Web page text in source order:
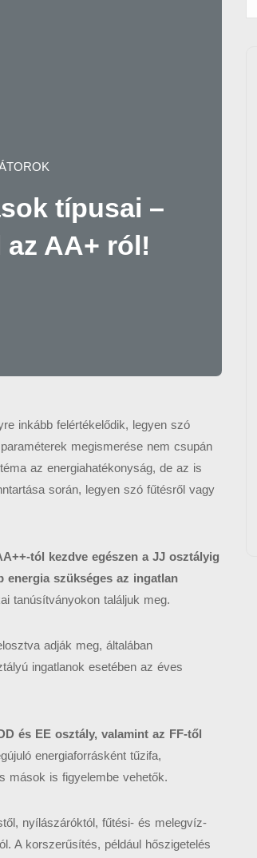
típusai –
AA+ ról!
inkább felértékelődik, legyen szó
megismerése nem csupán
az energiahatékonyság, de az is
során, legyen szó fűtésről vagy
tól kezdve egészen a JJ osztályig
energia szükséges az ingatlan
tanúsítványokon találjuk meg.
adják meg, általában
ingatlanok esetében az éves
és EE osztály, valamint az FF-től
energiaforrásként tűzifa,
mások is figyelembe vehetők.
nyílászáróktól, fűtési- és melegvíz-
A korszerűsítés, például hőszigetelés